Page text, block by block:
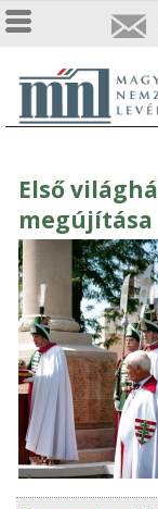
Első
megújítása